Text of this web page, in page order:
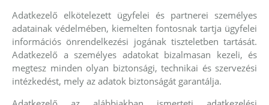
Adatkezelő elkötelezett ügyfelei és partnerei személyes
adatainak védelmében, kiemelten fontosnak tartja ügyfelei
információs önrendelkezési jogának tiszteletben tartását.
Adatkezelő a személyes adatokat bizalmasan kezeli, és
megtesz minden olyan biztonsági, technikai és szervezési
intézkedést, mely az adatok biztonságát garantálja.